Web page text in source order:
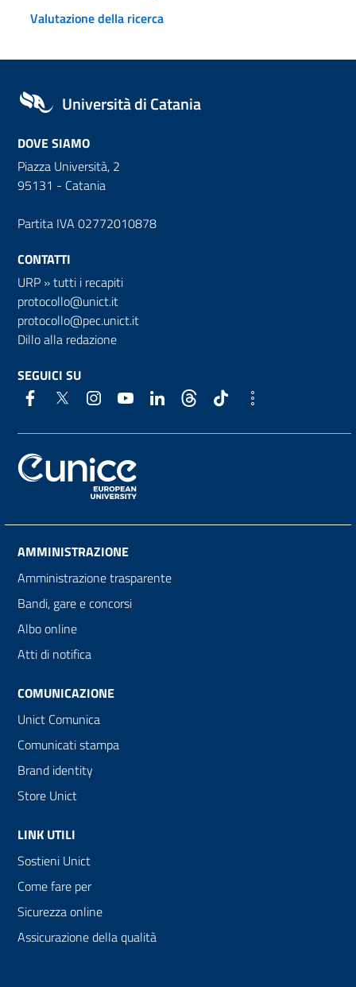
Valutazione della ricerca
Università di Catania
DOVE SIAMO
Piazza Università, 2
95131 - Catania
Partita IVA 02772010878
CONTATTI
URP »tutti i recapiti
protocollo@unict.it
protocollo@pec.unict.it
Dillo alla redazione
SEGUICI SU
AMMINISTRAZIONE
Amministrazione trasparente
Bandi, gare e concorsi
Albo online
Atti di notifica
COMUNICAZIONE
Unict Comunica
Comunicati stampa
Brand identity
Store Unict
LINK UTILI
Sostieni Unict
Come fare per
Sicurezza online
Assicurazione della qualità